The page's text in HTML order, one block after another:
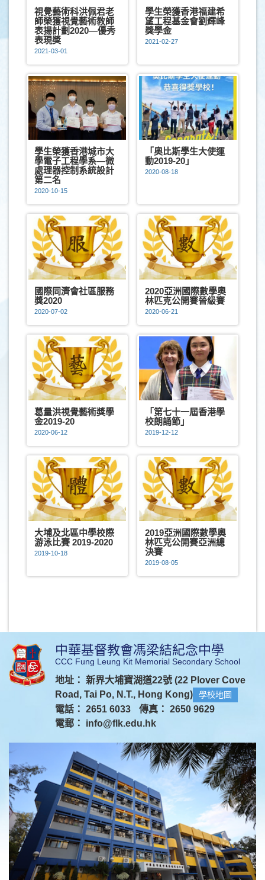
視覺藝術科洪佩君老
師榮獲視覺藝術教師
表揚計劃2020—優秀
表現獎
2021-03-01
學生榮獲香港福建希
望工程基金會劉輝峰
獎學金
2021-02-27
學生榮獲香港城市大
學電子工程學系—微
處理器控制系統設計
第二名
2020-10-15
「奧比斯學生大使運
動2019-20」
2020-08-18
國際同濟會社區服務
獎2020
2020-07-02
2020亞洲國際數學奧
林匹克公開賽晉級賽
2020-06-21
葛量洪視覺藝術獎學
金2019-20
2020-06-12
「第七十一屆香港學
校朗誦節」
2019-12-12
大埔及北區中學校際
游泳比賽 2019-2020
2019-10-18
2019亞洲國際數學奧
林匹克公開賽亞洲總
決賽
2019-08-05
中華基督教會馮梁結紀念中學
CCC Fung Leung Kit Memorial Secondary School
地址： 新界大埔寶湖道22號 (22 Plover Cove
Road, Tai Po, N.T., Hong Kong)
學校地圖
電話： 2651 6033
傳真： 2650 9629
電郵： info@flk.edu.hk